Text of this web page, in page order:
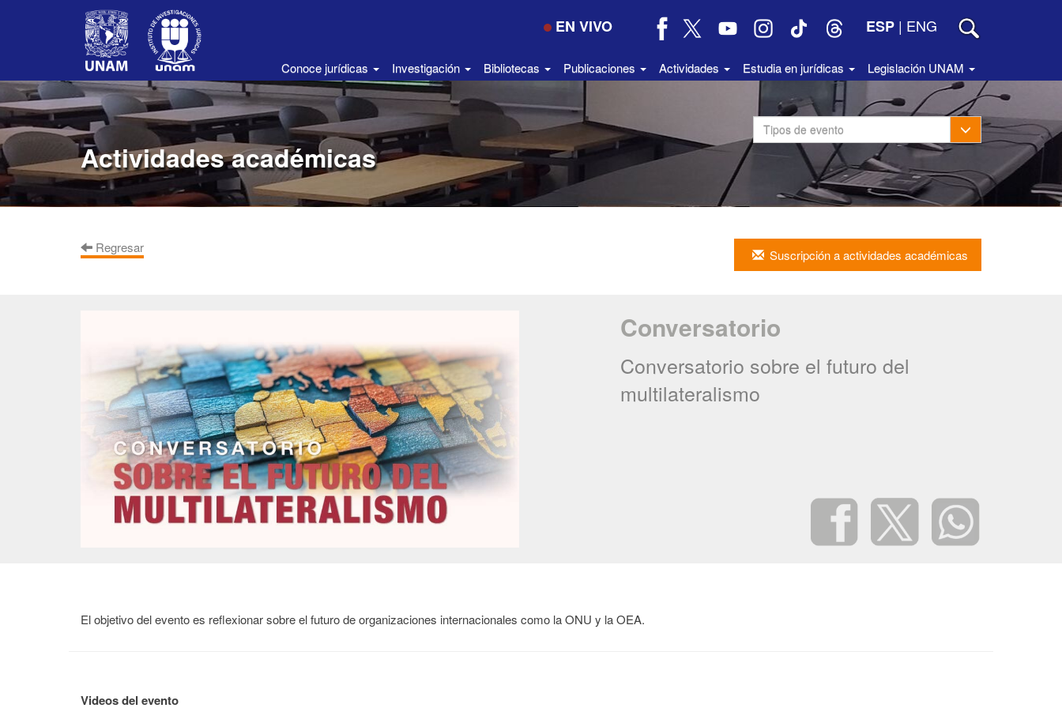
EN VIVO ESP | ENG
Conoce jurídicas Investigación Bibliotecas Publicaciones Actividades Estudia en jurídicas Legislación UNAM
Actividades académicas
Tipos de evento Toggle Dropdown
Regresar Suscripción a actividades académicas
Conversatorio
Conversatorio sobre el futuro del
multilateralismo
El objetivo del evento es reflexionar sobre el futuro de organizaciones internacionales como la ONU y la OEA.
Videos del evento